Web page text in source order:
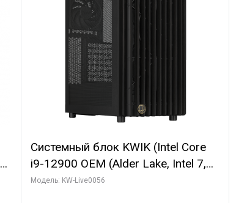
Системный блок KWIK (Intel Core
i9-12900 OEM (Alder Lake, Intel 7,
C16 8EC/8PC/T2/ 64 ГБ ОЗУ (2
Модель: KW-Live0056